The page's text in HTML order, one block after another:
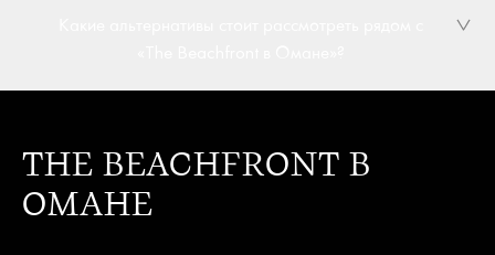
THE BEACHFRONT В
ОМАНЕ